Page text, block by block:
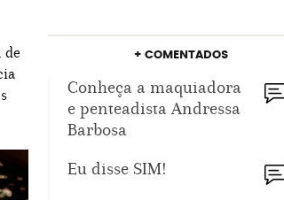
de
+ COMENTADOS
Conheça a maquiadora
e penteadista Andressa
Barbosa
Eu disse SIM!